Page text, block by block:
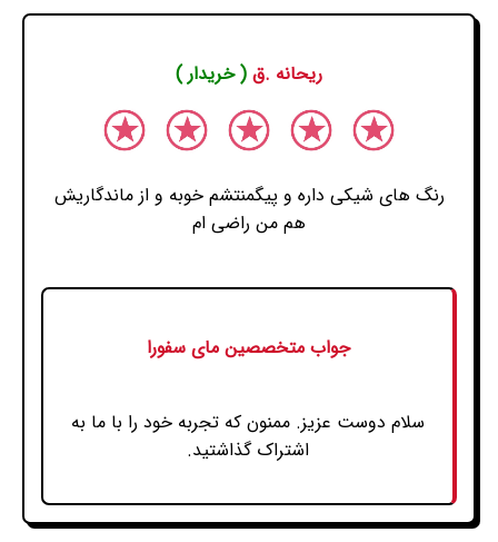
ریحانه .ق ( خریدار )
رنگ های شیکی داره و پیگمنتشم خوبه و از ماندگاریش
هم من راضی ام
جواب متخصصین مای سفورا
سلام دوست عزیز. ممنون که تجربه خود را با ما به
اشتراک گذاشتید.